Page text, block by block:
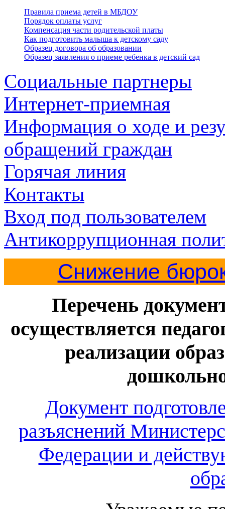
Правила приема детей в МБДОУ
Порядок оплаты услуг
Компенсация части родительской платы
Как подготовить малыша к детскому саду
Образец договора об образовании
Образец заявления о приеме ребенка в детский сад
Социальные партнеры
Интернет-приемная
Информация о ходе и
обращений граждан
Горячая линия
Контакты
Вход под пользователем
Антикоррупционная
Снижение
Перечень
осуществляется
реализации
Документ
разъяснений
Федерации и